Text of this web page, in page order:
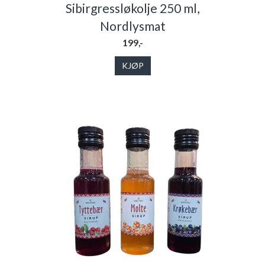
Sibirgressløkolje 250 ml,
Nordlysmat
199,-
KJØP